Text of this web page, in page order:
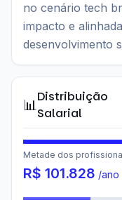
no cenário tech
impacto e
desenvolvimento
📊
Distribuição
Salarial
Metade dos
R$ 101.828 /ano